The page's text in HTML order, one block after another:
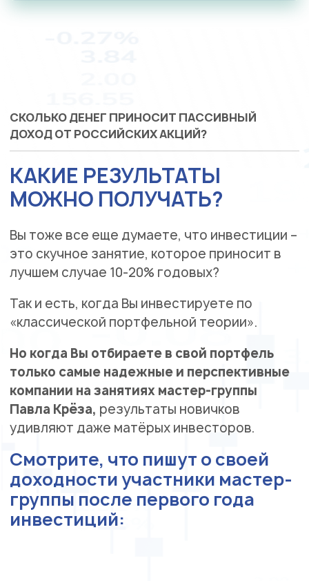
СКОЛЬКО ДЕНЕГ ПРИНОСИТ ПАССИВНЫЙ
ДОХОД ОТ РОССИЙСКИХ АКЦИЙ?
КАКИЕ РЕЗУЛЬТАТЫ
МОЖНО ПОЛУЧАТЬ?
Вы тоже все еще думаете, что инвестиции –
это скучное занятие, которое приносит в
лучшем случае 10-20% годовых?
Так и есть, когда Вы инвестируете по
«классической портфельной теории».
Но когда Вы отбираете в свой портфель
только самые надежные и перспективные
компании на занятиях мастер-группы
Павла Крёза, результаты новичков
удивляют даже матёрых инвесторов.
Смотрите, что пишут о своей
доходности участники мастер-
группы после первого года
инвестиций: